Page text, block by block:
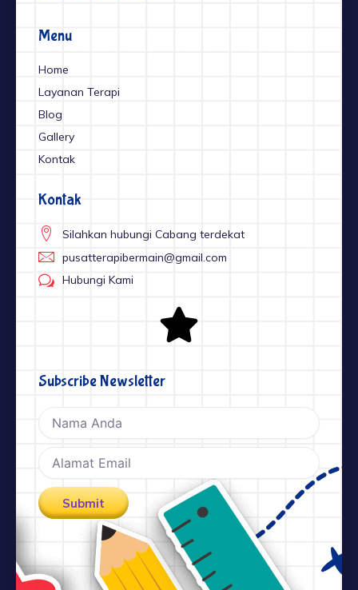
o
k
Menu
Home
Layanan Terapi
Blog
Gallery
Kontak
Kontak
Silahkan hubungi Cabang terdekat
pusatterapibermain@gmail.com
Hubungi Kami
Subscribe Newsletter
Submit